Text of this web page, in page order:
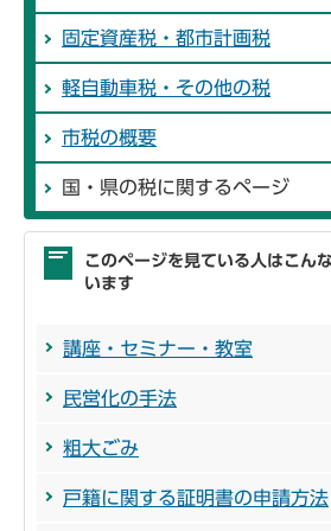
固定資産税・都市計画税
軽自動車税・その他の税
市税の概要
国・県の税に関するページ
このページを見ている人はこん
います
講座・セミナー・教室
民営化の手法
粗大ごみ
戸籍に関する証明書の申請方法